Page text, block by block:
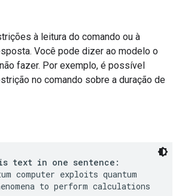
à leitura do comando ou à
Você pode dizer ao modelo o
fazer. Por exemplo, é possível
no comando sobre a duração de
text in one sentence:
computer exploits quantum
to perform calculations